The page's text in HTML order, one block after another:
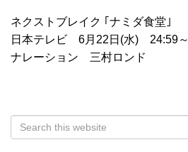
ネクストブレイク ｢ナミダ食堂｣
日本テレビ 6月22日(水) 24:59～
ナレーション 三村ロンド